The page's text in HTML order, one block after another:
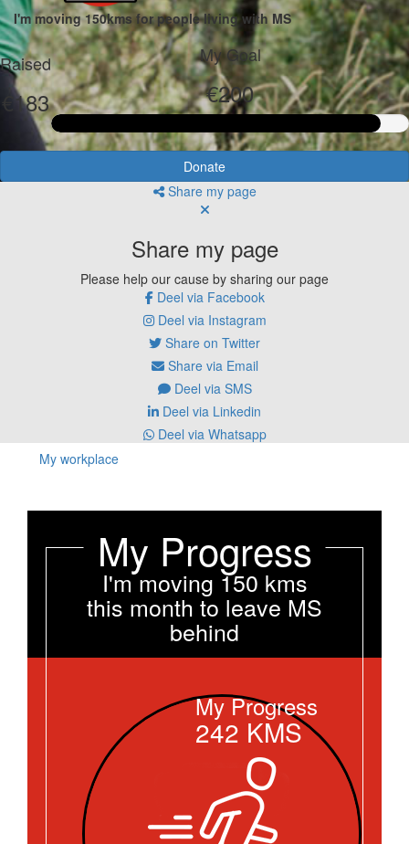
I'm moving 150kms for people living with MS
Raised
€183
My Goal
€200
Donate
Share my page
Share my page
Please help our cause by sharing our page
Deel via Facebook
Deel via Instagram
Share on Twitter
Share via Email
Deel via SMS
Deel via Linkedin
Deel via Whatsapp
My workplace
My Progress
I'm moving 150 kms
this month to leave MS
behind
My Progress
242 KMS